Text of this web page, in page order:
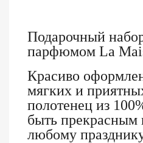
Подарочный
парфюмом La
Красиво
мягких и
полотенец из
быть прекрасным
любому